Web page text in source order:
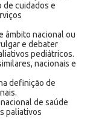
de cuidados e
âmbito nacional ou
e debater
pediátricos.
nacionais e
definição de
de saúde
paliativos